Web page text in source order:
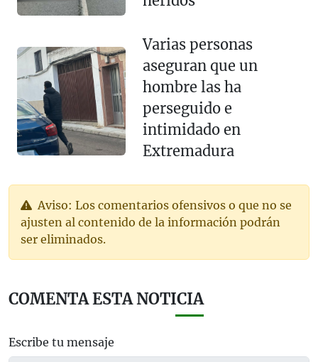
Varias personas
aseguran que un
hombre las ha
perseguido e
intimidado en
Extremadura
Aviso: Los comentarios ofensivos o que no se
ajusten al contenido de la información podrán
ser eliminados.
COMENTA ESTA NOTICIA
Escribe tu mensaje